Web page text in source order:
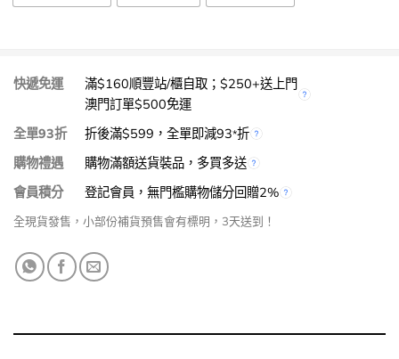
快遞免運
滿$160順豐站/櫃自取；$250+送上門
澳門訂單$500免運
全單93折
折後滿$599，全單即減93*折
購物禮遇
購物滿額送貨裝品，多買多送
會員積分
登記會員，無門檻購物儲分回贈2%
全現貨發售，小部份補貨預售會有標明，3天送到！